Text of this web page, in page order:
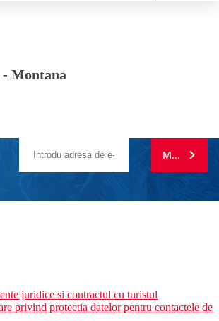
- Montana
MA
juridice si contractul cu turistul
privind protectia datelor pentru contactele de